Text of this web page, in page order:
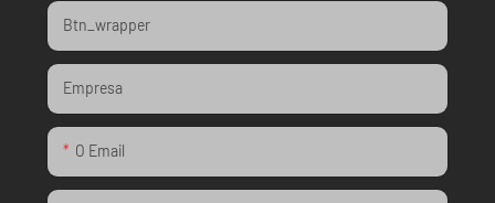
Btn_wrapper
Empresa
O Email